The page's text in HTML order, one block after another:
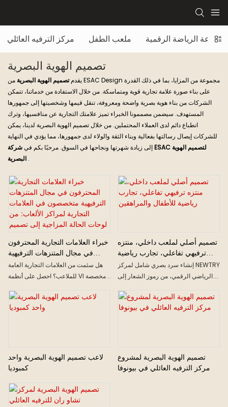
مركز الترفيه العائلي ملعب الطفل قاعة الرياضة الرقمية
تصميم الهوية البصرية
يقدمتصميم الهوية البصرية من ESAC Design مجموعة من المزايا، بما في ذلك القدرة
على بناء صورة علامة تجارية قوية ومتماسكة. من خلال الاستفادة من خدماتنا، تتمكن
الشركات من بناء هوية بصرية واضحة ومعروفة، تنقل قيمها وشخصيتها إلى جمهورها
المستهدف. سيضمن مصممونا الخبراء تميز علامتك التجارية عن منافسيها، وترك
انطباع دائم لدى العملاء المحتملين. من خلال تصميم الهوية البصرية لدينا، يمكن
للشركات إيصال رسالتها بفعالية وبناء الثقة والولاء لدى جمهورها، مما يؤدي في النهاية
إلى زيادة شهرتها ونجاحها في السوق. مرحبًا بكم فيشركة ESAC لتصميم الهوية
البصرية .
خبراء العلامات التجارية المحترفون
في مجال المتنزهات الترفيهية
متخصصون في العلامات التجارية
لمراكز الألعاب: من لوحات الحالة
ESAC
هل سئمت من العلامات التجارية العامة
للملاعب؟ احصل على أنظمة VI مخصصة
تصميم أصلي لملعب داخلي، منتزه
ترفيهي تفاعلي، تجارب رياضية
للأطفال والمراهقين
إنشاء سرد بصري شامل لمركز NEWTRY
الرياضي الرقمي، من رموز الشعار إلى
المستخدم، وحقن الجينات الرياضية
التكنولوجية في الحمض النووي للعلامة
لاعب تصميم الهوية البصرية واحد
كمبوديا
تصميم الهوية البصرية لمشروع
مركز الترفيه العائلي في بيونوفا